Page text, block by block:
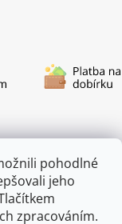
pohodlné
jeho
zpracováním.